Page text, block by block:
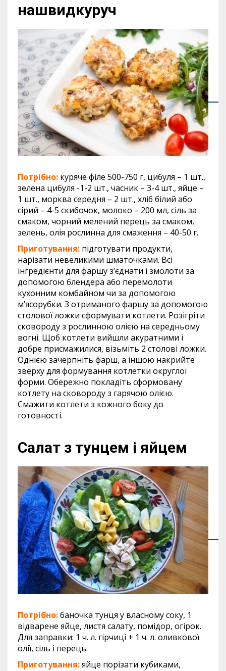
нашвидкуруч
Потрібно: куряче філе 500-750 г, цибуля – 1 шт.,
зелена цибуля -1-2 шт., часник – 3-4 шт., яйце –
1 шт., морква середня – 2 шт., хліб білий або
сірий – 4-5 скибочок, молоко – 200 мл, сіль за
смаком, чорний мелений перець за смаком,
зелень, олія рослинна для смаження – 40-50 г.
Приготування: підготувати продукти,
нарізати невеликими шматочками. Всі
інгредієнти для фаршу з’єднати і змолоти за
допомогою блендера або перемолоти
кухонним комбайном чи за допомогою
м’ясорубки. З отриманого фаршу за допомогою
столової ложки сформувати котлети. Розігріти
сковороду з рослинною олією на середньому
вогні. Щоб котлети вийшли акуратними і
добре присмажилися, візьміть 2 столові ложки.
Однією зачерпніть фарш, а іншою накрийте
зверху для формування котлетки округлої
форми. Обережно покладіть сформовану
котлету на сковороду з гарячою олією.
Смажити котлети з кожного боку до
готовності.
Салат з тунцем і яйцем
Потрібно:баночка тунця у власному соку, 1
відварене яйце, листя салату, помідор, огірок.
Для заправки: 1 ч. л. гірчиці + 1 ч. л. оливкової
олії, сіль і перець.
Приготування:яйце порізати кубиками,